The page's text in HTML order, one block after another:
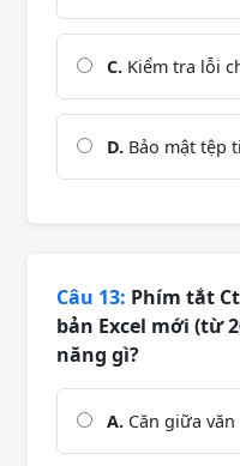
C. Kiểm tra lỗi
D. Bảo mật tệp
Câu 13: Phím tắt
bản Excel mới (từ
năng gì?
A. Căn giữa văn